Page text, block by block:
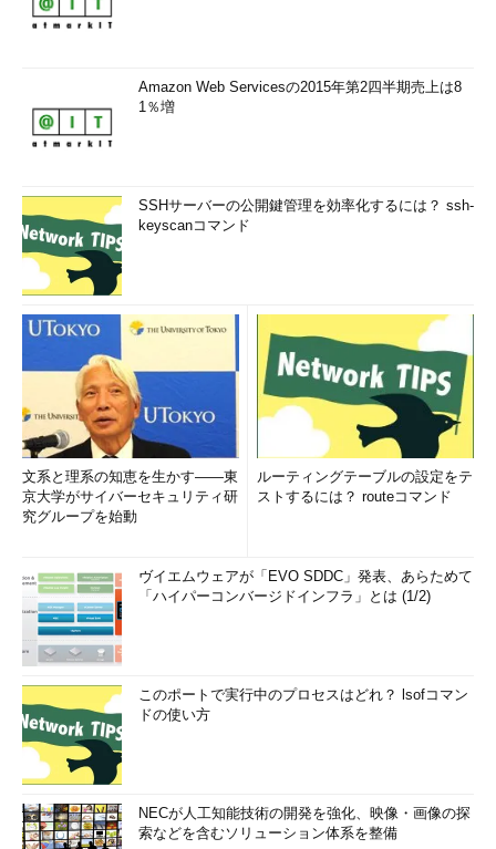
2120億台に達し、そこで生み出される40ゼタバイト（ZB）のデ
パースケール」「ハイブリッド」「エンタープライズグレード」
の三つの特長を持つMicrosoft Azureは、そうした“データの爆発
的な増大”にも十分に耐えられるとアピールした。
本を含む世界19リージョン（地域）に設置されたMicrosoft
Azureのデータセンターだ。各リージョンには最大16棟のデータ
センタービルディングがあり、1リージョン当たりのサーバー台
数は最大で60万台にも達するという。澤氏は「この60万台とい
になります」と説明。
また、パブリッククラウド、パートナークラウド、顧客データ
センターを一つのプラットフォームとして扱うハイブリッド環境
であることも、Microsoft Azureの大きな特長である。稼働環境
（.NET 2015）、運用管理のAPIとインターフェース、プログラ
ミングモデルの全てが共通化されているので、システム管理者の
育成に要するコストを抑えたり、期間を短縮できるだけでなく、
セキュリティとネットワークでもエンタープライズレベルを
実現
さらに、Microsoft Azureはエンタープライズレベルの企業が
ンス／高信頼性のネットワーク」の二つの条件もきちんとクリア
している。
「マイクロソフトは、世界で2番目に多くサイバー攻撃を受け
ている組織です」と、澤氏。Microsoft Azureを含むマイクロソ
フトの製品やサービスには、そうしたさまざまな攻撃の手法や傾
Amazon Web Servicesの2015年第2四半期売上は8
1％増
SSHサーバーの公開鍵管理を効率化するには？ ssh-
keyscanコマンド
文系と理系の知恵を生かす――東
京大学がサイバーセキュリティ研
究グループを始動
ルーティングテーブルの設定をテ
ストするには？ routeコマンド
ヴイエムウェアが「EVO SDDC」発表、あらためて
「ハイパーコンバージドインフラ」とは (1/2)
このポートで実行中のプロセスはどれ？ lsofコマン
ドの使い方
NECが人工知能技術の開発を強化、映像・画像の探
索などを含むソリューション体系を整備